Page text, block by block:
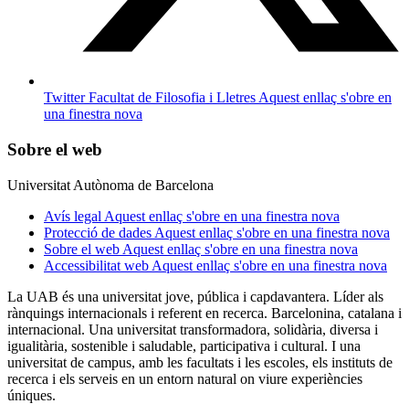
Twitter Facultat de Filosofia i LletresAquest enllaç s'obre en
una finestra nova
Sobre el web
Universitat Autònoma de Barcelona
Avís legal Aquest enllaç s'obre en una finestra nova
Protecció de dades Aquest enllaç s'obre en una finestra nova
Sobre el web Aquest enllaç s'obre en una finestra nova
Accessibilitat web Aquest enllaç s'obre en una finestra nova
La UAB és una universitat jove, pública i capdavantera. Líder als
rànquings internacionals i referent en recerca. Barcelonina, catalana i
internacional. Una universitat transformadora, solidària, diversa i
igualitària, sostenible i saludable, participativa i cultural. I una
universitat de campus, amb les facultats i les escoles, els instituts de
recerca i els serveis en un entorn natural on viure experiències
úniques.